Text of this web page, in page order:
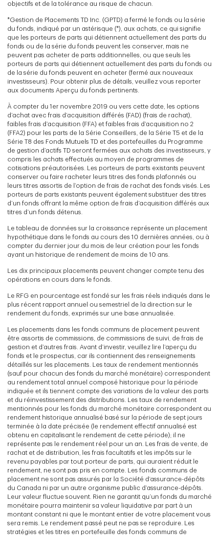
objectifs et de la tolérance au risque de chacun.
*Gestion de Placements TD Inc. (GPTD) a fermé le fonds ou la série
du fonds, indiqué par un astérisque (*), aux achats, ce qui signifie
que les porteurs de parts qui détiennent actuellement des parts du
fonds ou de la série du fonds peuvent les conserver, mais ne
peuvent pas acheter de parts additionnelles, ou que seuls les
porteurs de parts qui détiennent actuellement des parts du fonds ou
de la série du fonds peuvent en acheter (fermé aux nouveaux
investisseurs). Pour obtenir plus de détails, veuillez vous reporter
aux documents Aperçu du fonds pertinents.
À compter du 1er novembre 2019 ou vers cette date, les options
d’achat avec frais d’acquisition différés (FAD) (frais de rachat),
faibles frais d’acquisition (FFA) et faibles frais d’acquisition no 2
(FFA2) pour les parts de la Série Conseillers, de la Série T5 et de la
Série T8 des Fonds Mutuels TD et des portefeuilles du Programme
de gestion d’actifs TD seront fermées aux achats des investisseurs, y
compris les achats effectués au moyen de programmes de
cotisations préautorisées. Les porteurs de parts existants peuvent
conserver ou faire racheter leurs titres des fonds plafonnés ou
leurs titres assortis de l’option de frais de rachat des fonds visés. Les
porteurs de parts existants peuvent également substituer des titres
d’un fonds offrant la même option de frais d’acquisition différés aux
titres d’un fonds détenus.
Le tableau de données sur la croissance représente un placement
hypothétique dans le fonds au cours des 10 dernières années, ou à
compter du dernier jour du mois de leur création pour les fonds
ayant un historique de rendement de moins de 10 ans.
Les dix principaux placements peuvent changer compte tenu des
opérations en cours dans le fonds.
Le RFG en pourcentage est fondé sur les frais réels indiqués dans le
plus récent rapport annuel ou semestriel de la direction sur le
rendement du fonds, exprimés sur une base annualisée.
Les placements dans les fonds communs de placement peuvent
être assortis de commissions, de commissions de suivi, de frais de
gestion et d’autres frais. Avant d’investir, veuillez lire l’aperçu du
fonds et le prospectus, car ils contiennent des renseignements
détaillés sur les placements. Les taux de rendement mentionnés
(sauf pour chacun des fonds du marché monétaire) correspondent
au rendement total annuel composé historique pour la période
indiquée et ils tiennent compte des variations de la valeur des parts
et du réinvestissement des distributions. Les taux de rendement
mentionnés pour les fonds du marché monétaire correspondent au
rendement historique annualisé basé sur la période de sept jours
terminée à la date précisée (le rendement effectif annualisé est
obtenu en capitalisant le rendement de cette période); il ne
représente pas le rendement réel pour un an. Les frais de vente, de
rachat et de distribution, les frais facultatifs et les impôts sur le
revenu payables par tout porteur de parts, qui auraient réduit le
rendement, ne sont pas pris en compte. Les fonds communs de
placement ne sont pas assurés par la Société d’assurance-dépôts
du Canada ni par un autre organisme public d’assurance-dépôts.
Leur valeur fluctue souvent. Rien ne garantit qu’un fonds du marché
monétaire pourra maintenir sa valeur liquidative par part à un
montant constant ni que le montant entier de votre placement vous
sera remis. Le rendement passé peut ne pas se reproduire. Les
stratégies et les titres en portefeuille des fonds communs de